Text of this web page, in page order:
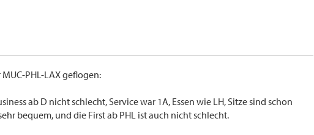
PHL-LAX geflogen:
ab D nicht schlecht, Service war 1A, Essen wie LH, Sitze sind schon
bequem, und die First ab PHL ist auch nicht schlecht.